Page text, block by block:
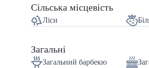
Сільська місцевість
Ліси
Загальні
Загальний барбекю